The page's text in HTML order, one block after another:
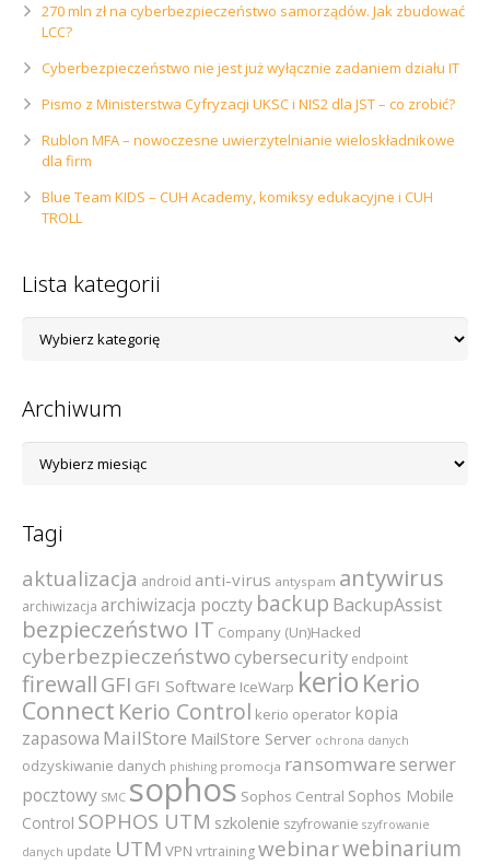
270 mln zł na cyberbezpieczeństwo samorządów. Jak zbudować
LCC?
Cyberbezpieczeństwo nie jest już wyłącznie zadaniem działu IT
Pismo z Ministerstwa Cyfryzacji UKSC i NIS2 dla JST – co zrobić?
Rublon MFA – nowoczesne uwierzytelnianie wieloskładnikowe
dla firm
Blue Team KIDS – CUH Academy, komiksy edukacyjne i CUH
TROLL
Lista kategorii
kategorii
Archiwum
Tagi
aktualizacja android anti-virus antyspam antywirus
archiwizacja archiwizacja poczty backup BackupAssist
bezpieczeństwo IT Company (Un)Hacked
cyberbezpieczeństwocybersecurity endpoint
firewall GFI GFI Software IceWarp kerio Kerio
Connect Kerio Control kerio operator kopia
zapasowa MailStore MailStore Server ochrona danych
odzyskiwanie danych phishing promocja ransomware serwer
pocztowy SMC sophos Sophos Central Sophos Mobile
Control SOPHOS UTM szkolenie szyfrowanie szyfrowanie
danych update UTM VPN vrtrainingwebinarwebinarium